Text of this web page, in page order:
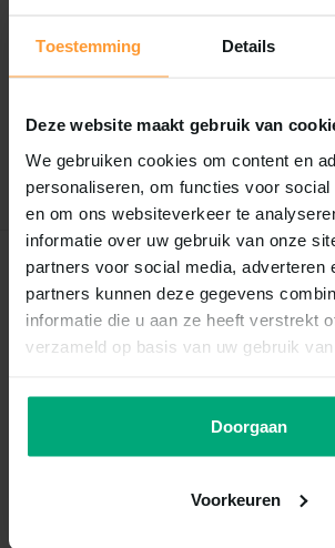
Toestemming Details
Deze website maakt gebruik van
We gebruiken cookies om content en
personaliseren, om functies voor social
en om ons websiteverkeer te
informatie over uw gebruik van onze
partners voor social media, adverteren
partners kunnen deze gegevens
informatie die u aan ze heeft verstrekt
verzameld op basis van uw gebruik
Doorgaan
Voorkeuren
Schrijf je eigen review
Recent bekeken